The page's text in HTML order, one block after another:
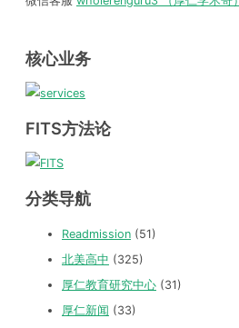
核心业务
FITS方法论
分类导航
Readmission (51)
北美高中 (325)
厚仁教育研究中心 (31)
厚仁新闻 (33)